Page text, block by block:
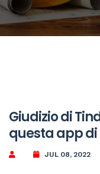
Giudizio di
questa app
JUL 08, 2022